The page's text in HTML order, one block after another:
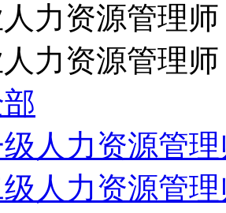
力资源管理师
力资源管理师
人力资源管
人力资源管